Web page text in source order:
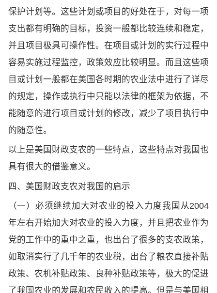
保护计划等。这些计划或项目的好处在于，对每一项
支出都有明确的目标，投资一般都比较连续和稳定，
并且项目极具可操作性。在项目或计划的实行过程中
容易实施过程监控，政策效应比较明显。而且这些项
目或计划一般都在美国各时期的农业法中进行了详尽
的规定，操作或执行中只能以法律的框架为依据，不
能随意的进行项目或计划的修改，减少了项目执行中
的随意性。
以上是美国财政支农的一些特点，这些特点对我国也
具有很大的借鉴意义。
四、美国财政支农对我国的启示
（一）必须继续加大对农业的投入力度我国从2004
年左右开始加大对农业的投入力度，并且把农业作为
党的工作中的重中之重，也出台了很多的支农政策，
如取消实行了几千年的农业税，出台了粮农直接补贴
政策、农机补贴政策、良种补贴政策等，极大的促进
了我国农业的发展和农民收入的提高。但是与美国相